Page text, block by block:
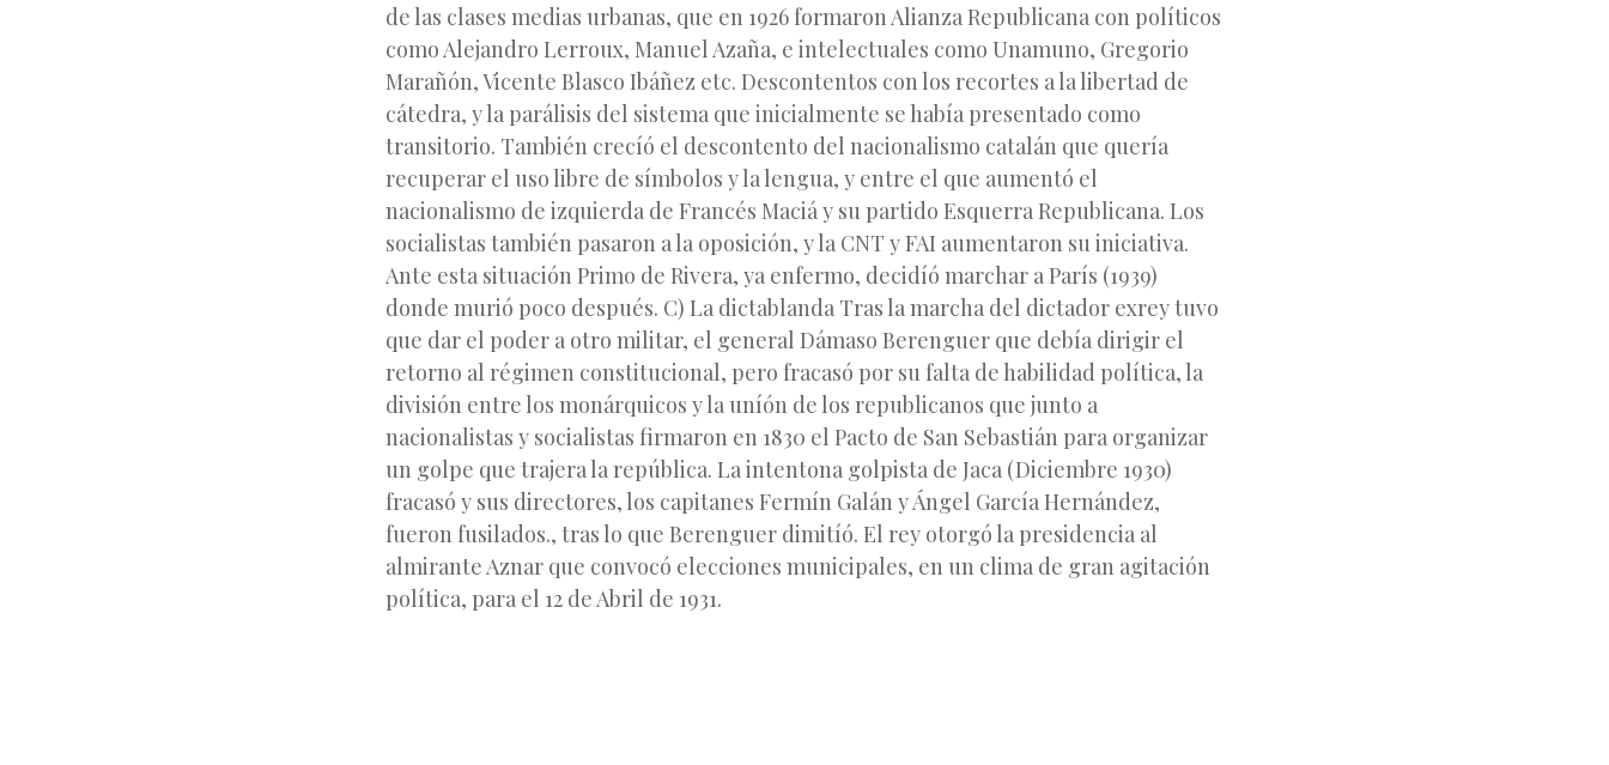
de las clases medias urbanas, que en 1926 formaron Alianza Republicana con políticos
como Alejandro Lerroux, Manuel Azaña, e intelectuales como Unamuno, Gregorio
Marañón, Vicente Blasco Ibáñez etc. Descontentos con los recortes a la libertad de
cátedra, y la parálisis del sistema que inicialmente se había presentado como
transitorio. También crecíó el descontento del nacionalismo catalán que quería
recuperar el uso libre de símbolos y la lengua, y entre el que aumentó el
nacionalismo de izquierda de Francés Maciá y su partido Esquerra Republicana. Los
socialistas también pasaron a la oposición, y la CNT y FAI aumentaron su iniciativa.
Ante esta situación Primo de Rivera, ya enfermo, decidíó marchar a París (1939)
donde murió poco después. C) La dictablanda Tras la marcha del dictador exrey tuvo
que dar el poder a otro militar, el general Dámaso Berenguer que debía dirigir el
retorno al régimen constitucional, pero fracasó por su falta de habilidad política, la
división entre los monárquicos y la uníón de los republicanos que junto a
nacionalistas y socialistas firmaron en 1830 el Pacto de San Sebastián para organizar
un golpe que trajera la república. La intentona golpista de Jaca (Diciembre 1930)
fracasó y sus directores, los capitanes Fermín Galán y Ángel García Hernández,
fueron fusilados., tras lo que Berenguer dimitíó. El rey otorgó la presidencia al
almirante Aznar que convocó elecciones municipales, en un clima de gran agitación
política, para el 12 de Abril de 1931.